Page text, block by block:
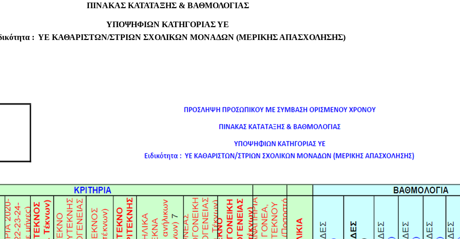
ΠΙΝΑΚΑΣ ΚΑΤΑΤΑΞΗΣ & ΒΑΘΜΟΛΟΓΙΑΣ
ΥΠΟΨΗΦΙΩΝ ΚΑΤΗΓΟΡΙΑΣ ΥΕ
: ΥΕ ΚΑΘΑΡΙΣΤΩΝ/ΣΤΡΙΩΝ ΣΧΟΛΙΚΩΝ ΜΟΝΑΔΩΝ (ΜΕΡΙΚΗΣ ΑΠΑΣΧΟΛΗΣΗΣ)